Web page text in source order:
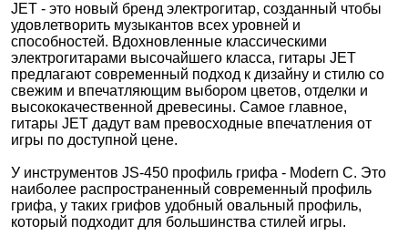
JET - это новый бренд электрогитар, созданный чтобы
удовлетворить музыкантов всех уровней и
способностей. Вдохновленные классическими
электрогитарами высочайшего класса, гитары JET
предлагают современный подход к дизайну и стилю со
свежим и впечатляющим выбором цветов, отделки и
высококачественной древесины. Самое главное,
гитары JET дадут вам превосходные впечатления от
игры по доступной цене.
У инструментов JS-450 профиль грифа - Modern C. Это
наиболее распространенный современный профиль
грифа, у таких грифов удобный овальный профиль,
который подходит для большинства стилей игры.